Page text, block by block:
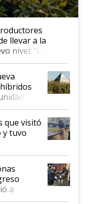
llevar a la
nivel: "Las
son
en
que visitó
y tuvo
a
del